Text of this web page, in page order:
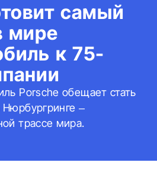
самый
мире
к 75-
Porsche обещает стать
–
трассе мира.